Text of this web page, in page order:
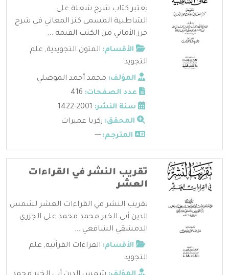
يعتبر كتاب شرح شعلة على
الشاطبية المسمى كنز المعاني في شرح
حرز الأماني من الكتب القيمة ...
الأقسام: المتون التجويدية, علم
التجويد
المؤلف: محمد أحمد الموصلي
عدد الصفحات:
سنة النشر:
المحقق: زكريا عميرات
المترجم: ---
تقريب النشر في القراءات
العشر
تقريب النشر في القراءات العشر لشمس
الدين أبي الخير محمد محمد علي الجزري
الدمشقي الشافعي ...
الأقسام: القراءات القرآنية, علم
التجويد